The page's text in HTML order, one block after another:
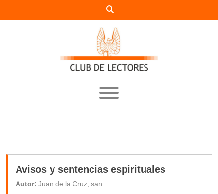
PUNTOS DE VENTA
Avisos y sentencias espirituales
Autor: Juan de la Cruz, san